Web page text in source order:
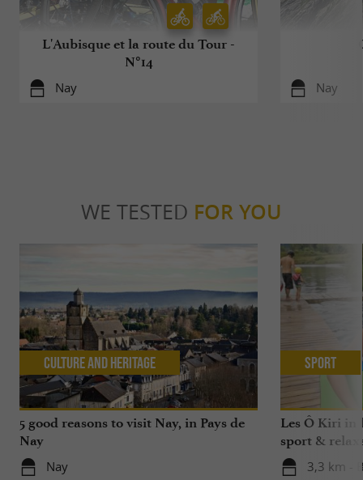
L'Aubisque et la route du Tour -
N°14
Nay Nay
WE TESTED FOR YOU
5 good reasons to visit Nay, in Pays de
Nay
Nay
Culture and Heritage
Les Ô Kiri in
sport &
3,3 km -
Sport